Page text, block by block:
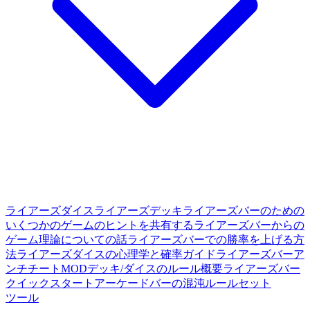
ライアーズダイスライアーズデッキライアーズバーのための
いくつかのゲームのヒントを共有するライアーズバーからの
ゲーム理論についての話ライアーズバーでの勝率を上げる方
法ライアーズダイスの心理学と確率ガイドライアーズバーア
ンチチートMODデッキ/ダイスのルール概要ライアーズバー
クイックスタート アーケードバーの混沌ルールセット
ツール